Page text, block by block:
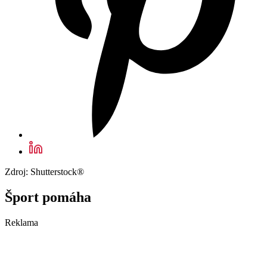
Zdroj: Shutterstock®
Šport pomáha
Reklama